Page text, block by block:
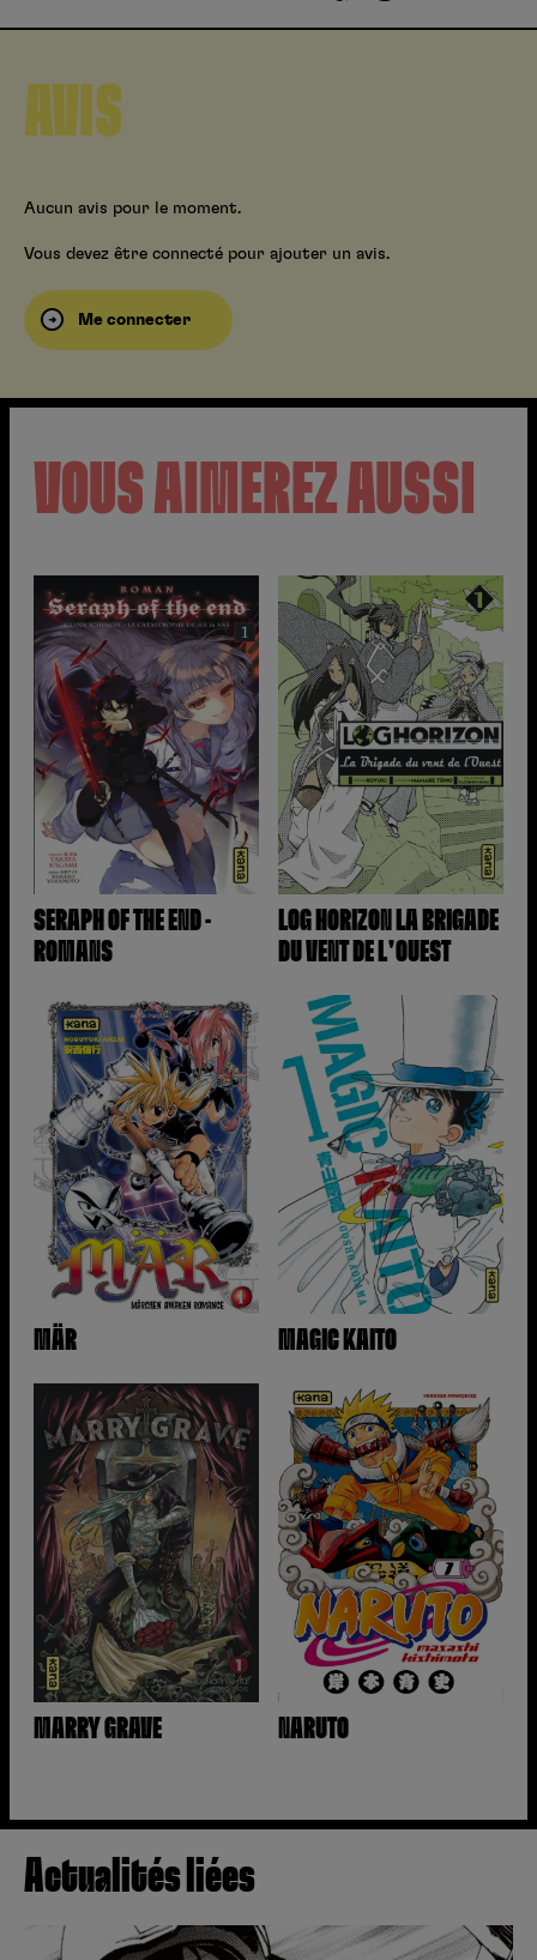
AVIS
Aucun avis pour le moment.
Vous devez être connecté pour ajouter un avis.
Me connecter
VOUS AIMEREZ AUSSI
SERAPH OF THE END -
ROMANS
LOG HORIZON LA BRIGADE
DU VENT DE L'OUEST
MÄR MAGIC KAITO
MARRY GRAVE NARUTO
Actualités liées